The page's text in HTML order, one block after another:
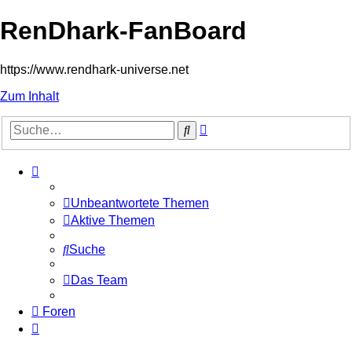
RenDhark-FanBoard
https://www.rendhark-universe.net
Zum Inhalt
Suche
Unbeantwortete Themen
Aktive Themen
Suche
Das Team
Foren